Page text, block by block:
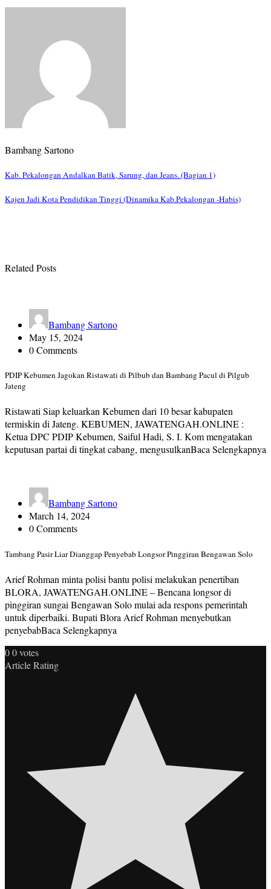
Bambang Sartono
Post
navigation
Kab. Pekalongan Andalkan Batik, Sarung, dan Jeans. (Bagian 1)
Kajen Jadi Kota Pendidikan Tinggi (Dinamika Kab.Pekalongan -Habis)
Related Posts
Bambang Sartono
May 15, 2024
0 Comments
PDIP Kebumen Jagokan Ristawati di Pilbub dan Bambang Pacul di Pilgub
Jateng
Ristawati Siap keluarkan Kebumen dari 10 besar kabupaten
termiskin di Jateng. KEBUMEN, JAWATENGAH.ONLINE :
Ketua DPC PDIP Kebumen, Saiful Hadi, S. I. Kom mengatakan
keputusan partai di tingkat cabang, mengusulkanBaca Selengkapnya
Bambang Sartono
March 14, 2024
0 Comments
Tambang Pasir Liar Dianggap Penyebab Longsor Pinggiran Bengawan Solo
Arief Rohman minta polisi bantu polisi melakukan penertiban
BLORA, JAWATENGAH.ONLINE – Bencana longsor di
pinggiran sungai Bengawan Solo mulai ada respons pemerintah
untuk diperbaiki. Bupati Blora Arief Rohman menyebutkan
penyebabBaca Selengkapnya
00votes
Article Rating